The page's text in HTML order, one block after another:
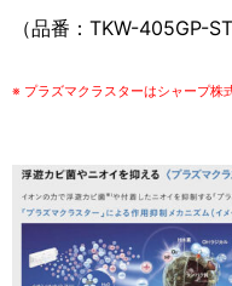
（品番：TKW-405GP-ST
※ プラズマクラスターはシャープ株